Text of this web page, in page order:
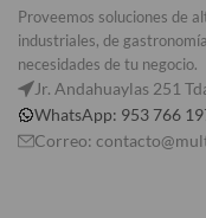
Proveemos soluciones de
industriales, de
necesidades de tu negocio.
Jr. Andahuaylas 251
WhatsApp: 953 766
Correo: